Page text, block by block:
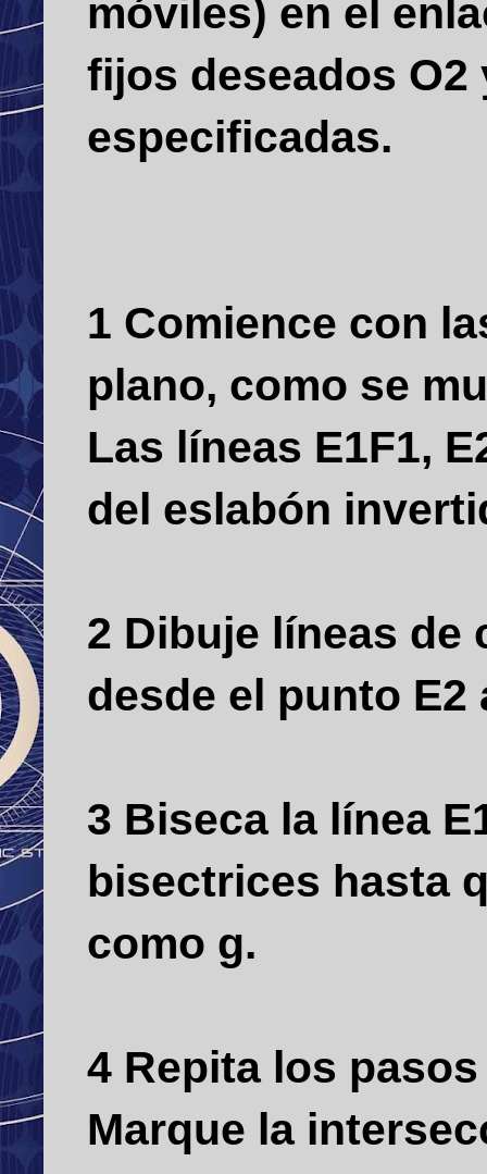
móviles) en el
fijos deseados O2
especificadas.
1 Comience con
plano, como se
Las líneas E1F1,
del eslabón
2 Dibuje líneas de
desde el punto E2
3 Biseca la línea
bisectrices hasta
como g.
4 Repita los
Marque la